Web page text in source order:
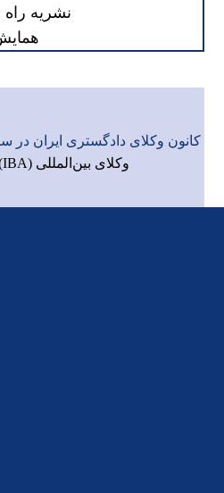
نشریه راه
کانون وکلای دادگستری ایران در سال ۱۳۲۹ به
وکلای بین‌المللی (IBA)